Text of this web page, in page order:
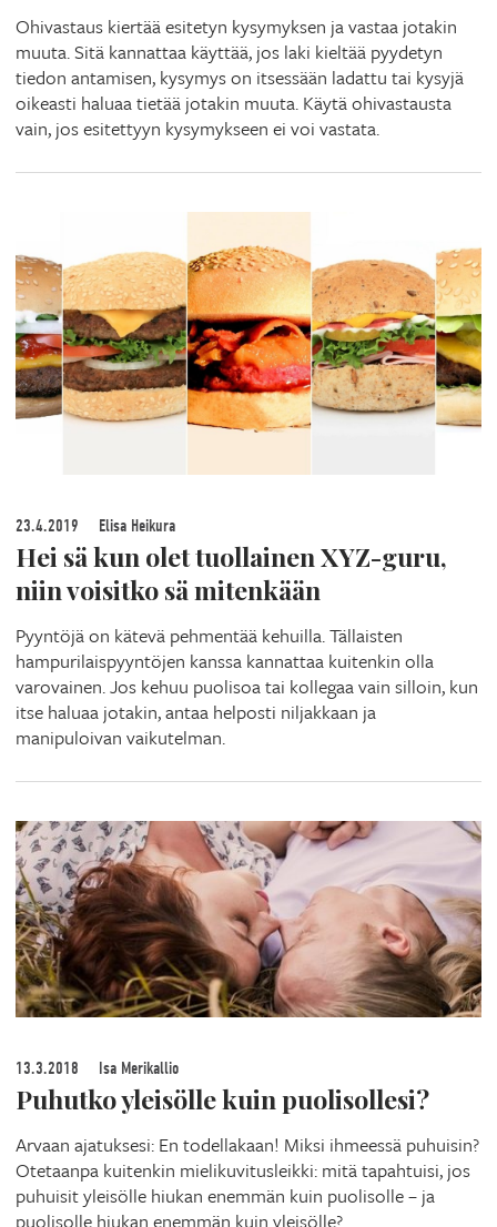
Ohivastaus kiertää esitetyn kysymyksen ja vastaa jotakin
muuta. Sitä kannattaa käyttää, jos laki kieltää pyydetyn
tiedon antamisen, kysymys on itsessään ladattu tai kysyjä
oikeasti haluaa tietää jotakin muuta. Käytä ohivastausta
vain, jos esitettyyn kysymykseen ei voi vastata.
23.4.2019 Elisa Heikura
Hei sä kun olet tuollainen XYZ-guru,
niin voisitko sä mitenkään
Pyyntöjä on kätevä pehmentää kehuilla. Tällaisten
hampurilaispyyntöjen kanssa kannattaa kuitenkin olla
varovainen. Jos kehuu puolisoa tai kollegaa vain silloin, kun
itse haluaa jotakin, antaa helposti niljakkaan ja
manipuloivan vaikutelman.
13.3.2018 Isa Merikallio
Puhutko yleisölle kuin puolisollesi?
Arvaan ajatuksesi: En todellakaan! Miksi ihmeessä puhuisin?
Otetaanpa kuitenkin mielikuvitusleikki: mitä tapahtuisi, jos
puhuisit yleisölle hiukan enemmän kuin puolisolle – ja
puolisolle hiukan enemmän kuin yleisölle?